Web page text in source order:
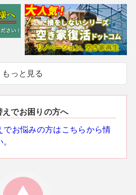
もっと見る
でお困りの方へ
でお悩みの方はこちらから情